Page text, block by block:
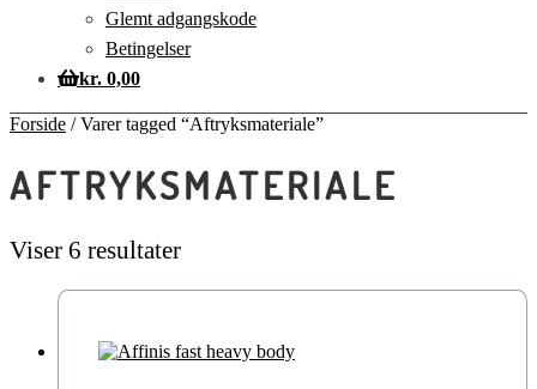
Glemt adgangskode
Betingelser
kr. 0,00
Forside /Varer tagged “Aftryksmateriale”
AFTRYKSMATERIALE
Viser 6 resultater